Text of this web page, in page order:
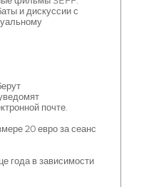
и дискуссии с
почте.
20 евро за сеанс
года в зависимости